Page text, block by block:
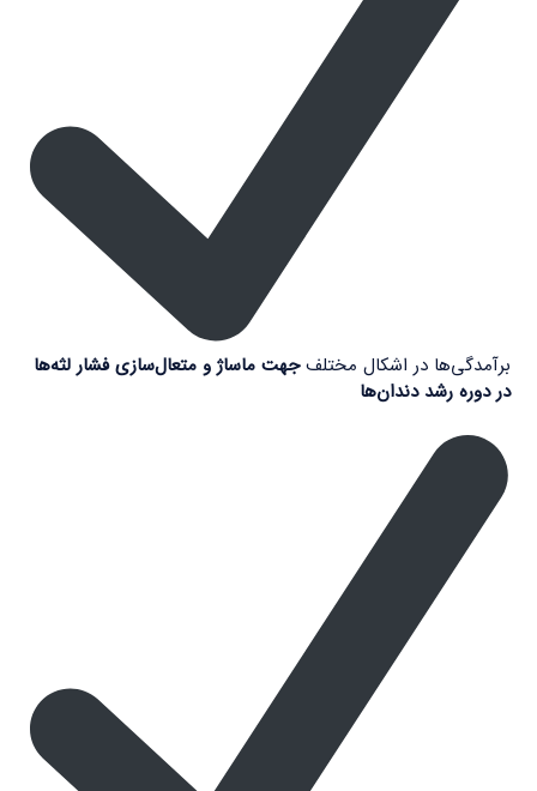
برآمدگی‌ها در اشکال مختلفجهت ماساژ و متعال‌سازی فشار لثه‌ها
در دوره رشد دندان‌ها